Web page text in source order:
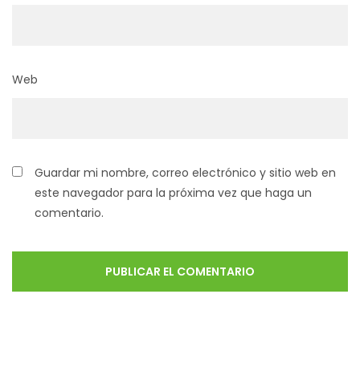
Web
Guardar mi nombre, correo electrónico y sitio web en
este navegador para la próxima vez que haga un
comentario.